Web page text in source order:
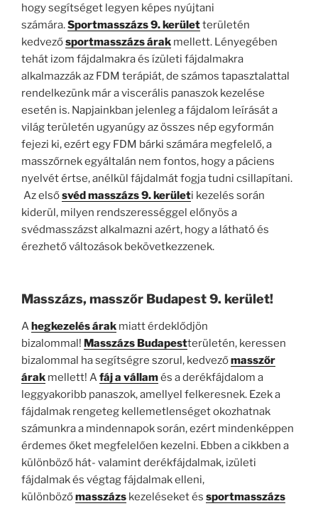
hogy segítséget legyen képes nyújtani
számára.Sportmasszázs 9. kerületterületén
kedvezősportmasszázs árak mellett. Lényegében
tehát izom fájdalmakra és ízületi fájdalmakra
alkalmazzák az FDM terápiát, de számos tapasztalattal
rendelkezünk már a viscerális panaszok kezelése
esetén is. Napjainkban jelenleg a fájdalom leírását a
világ területén ugyanúgy az összes nép egyformán
fejezi ki, ezért egy FDM bárki számára megfelelő, a
masszőrnek egyáltalán nem fontos, hogy a páciens
nyelvét értse, anélkül fájdalmát fogja tudni csillapítani.
Az elsősvéd masszázs 9. kerületi kezelés során
kiderül, milyen rendszerességgel előnyös a
svédmasszázst alkalmazni azért, hogy a látható és
érezhető változások bekövetkezzenek.
Masszázs, masszőr Budapest 9. kerület!
Ahegkezelés árak miatt érdeklődjön
bizalommal! Masszázs Budapestterületén, keressen
bizalommal ha segítségre szorul, kedvezőmasszőr
árak mellett! Afáj a vállamés a derékfájdalom a
leggyakoribb panaszok, amellyel felkeresnek. Ezek a
fájdalmak rengeteg kellemetlenséget okozhatnak
számunkra a mindennapok során, ezért mindenképpen
érdemes őket megfelelően kezelni. Ebben a cikkben a
különböző hát- valamint derékfájdalmak, izületi
fájdalmak és végtag fájdalmak elleni,
különbözőmasszázs kezeléseket és sportmasszázs